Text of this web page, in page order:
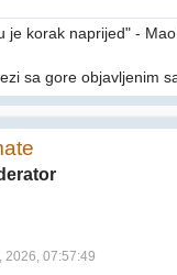
je korak naprijed" -
sa gore objavljenim
2026, 07:57:49